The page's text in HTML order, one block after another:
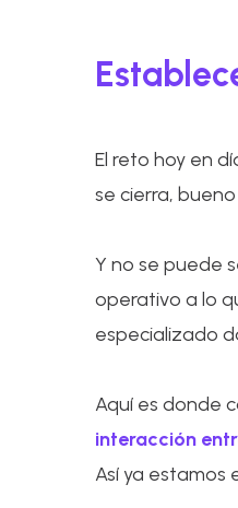
El reto hoy en
se cierra,
Y no se puede
operativo a lo
especializado
Aquí es donde
interacción
Así ya estamos